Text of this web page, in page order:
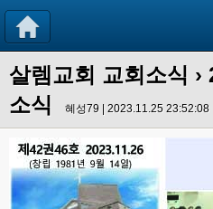
살렘교회 교회소식 ›
소식
혜성79 | 2023.11.25 23:52:08 |